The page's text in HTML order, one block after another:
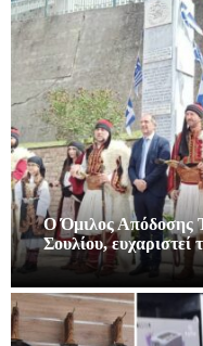
Ο Όμιλος Απόδοσης
Σουλίου,